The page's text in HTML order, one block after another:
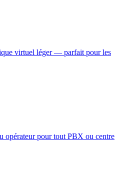
virtuel léger — parfait pour les
opérateur pour tout PBX ou centre